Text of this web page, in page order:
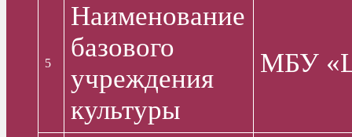
5
Наименование
базового
учреждения
культуры
МБУ